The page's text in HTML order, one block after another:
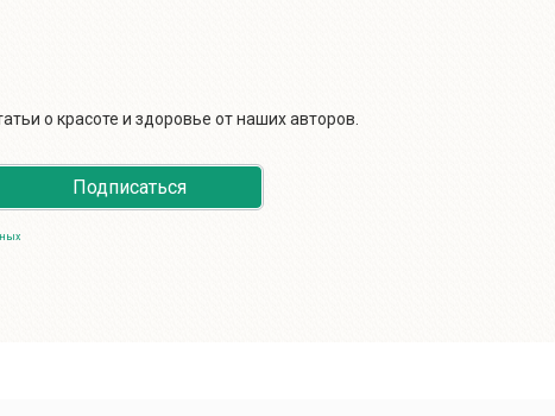
о красоте и здоровье от наших авторов.
Подписаться